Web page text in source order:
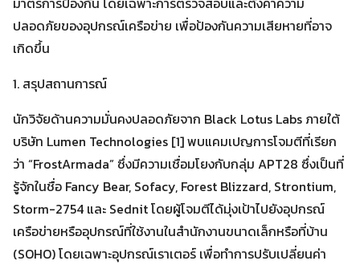
ปลอดภัยของอุปกรณ์เครือข่าย เพื่อป้องกันความเสียหายที่อาจ
เกิดขึ้น
1. สรุปสถานการณ์
นักวิจัยด้านความมั่นคงปลอดภัยจาก Black Lotus Labs ภายใต้
บริษัท Lumen Technologies [1] พบแคมเปญการโจมตีที่เรียก
ว่า “FrostArmada” ซึ่งมีความเชื่อมโยงกับกลุ่ม APT28 ซึ่งเป็นที่
รู้จักในชื่อ Fancy Bear, Sofacy, Forest Blizzard, Strontium,
Storm-2754 และ Sednit โดยผู้โจมตีได้มุ่งเป้าไปยังอุปกรณ์
เครือข่ายหรืออุปกรณ์ที่ใช้งานในสำนักงานขนาดเล็กหรือที่บ้าน
(SOHO) โดยเฉพาะอุปกรณ์เราเตอร์ เพื่อทำการปรับเปลี่ยนค่า